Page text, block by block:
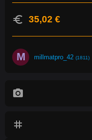
euro 35,02 €
M millmatpro_42 (1811)
photo_camera
tag